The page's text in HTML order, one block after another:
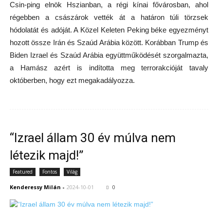
Csin-ping elnök Hszianban, a régi kínai fővárosban, ahol
régebben a császárok vették át a határon túli törzsek
hódolatát és adóját. A Közel Keleten Peking béke egyezményt
hozott össze Irán és Szaúd Arábia között. Korábban Trump és
Biden Izrael és Szaúd Arábia együttműködését szorgalmazta,
a Hamász azért is indította meg terrorakcióját tavaly
októberben, hogy ezt megakadályozza.
“Izrael állam 30 év múlva nem
létezik majd!”
Featured Fontos Világ
Kenderessy Milán - 2024-10-01 0